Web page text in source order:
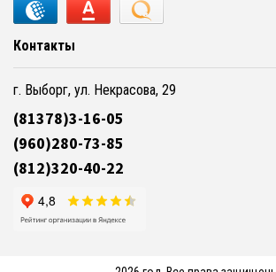
Контакты
г. Выборг, ул. Некрасова, 29
(81378)3-16-05
(960)280-73-85
(812)320-40-22